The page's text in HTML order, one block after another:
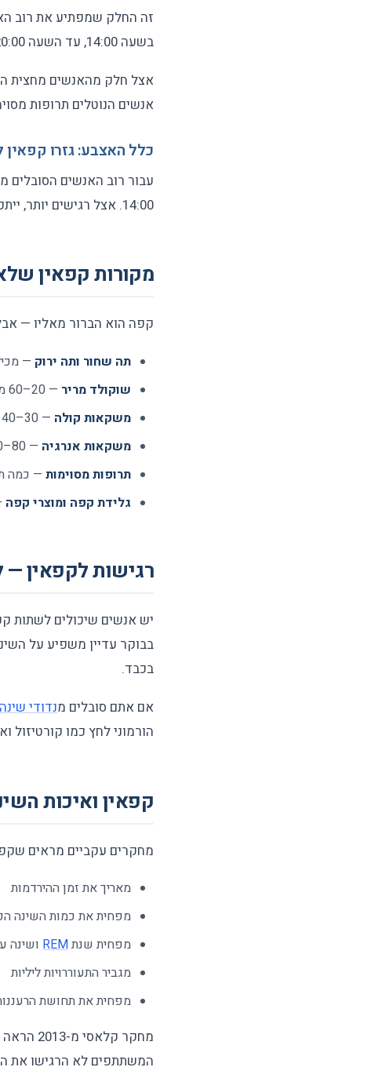
זה החלק שמפתיע את רוב
בשעה 14:00, עד השעה 20:00 עדיין יש בגוף שלכם 50% מהקפאין. עד 02:00 בלילה — עוד 25%.
אנשים הנוטלים תרופות
כלל האצבע: גזרו קפאין לפני
14:00. אצל רגישים יותר, ייתכן שצריך להפסיק מוקדם יותר, לפעמים עד 12:00.
מקורות קפאין
קפה הוא הברור מאליו —
תה שחור ותה ירוק — מכילים 25–50 מ"ג לכוס (פחות
שוקולד מריר — 20–60 מ"ג ל-50 גרם
משקאות קולה — 30–40 מ"ג לפחית
משקאות אנרגיה — 80–150 מ"ג לפחית ויותר
תרופות מסוימות— כמה
גלידת קפה ומוצרי קפה
רגישות לקפאין —
בכבד.
אם אתם סובלים מנדודי
הורמוני לחץ כמו קורטיזול
קפאין ואיכות
מחקרים עקביים מראים
מאריך את זמן ההירדמות
מפחית את כמות השינה
מפחית שנתREMושינה
מגביר התעוררויות ליליות
מפחית את תחושת
המשתתפים לא הרגישו את